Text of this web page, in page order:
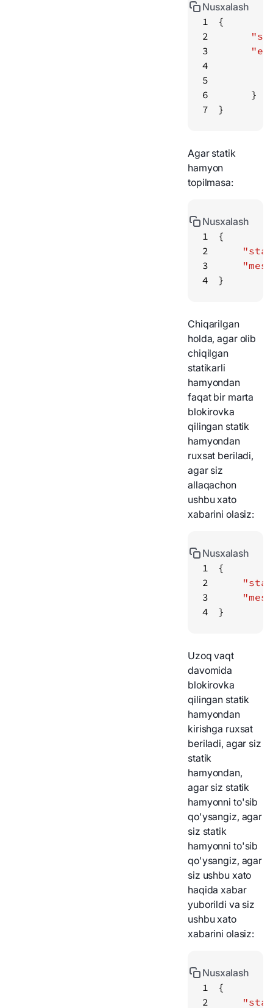
1
2
3
4
5
6
7
}
Nusxalash
Agar statik
hamyon
topilmasa:
1
2
3
4
}
Nusxalash
Chiqarilgan
holda, agar olib
chiqilgan
statikarli
hamyondan
faqat bir marta
blokirovka
qilingan statik
hamyondan
ruxsat beriladi,
agar siz
allaqachon
ushbu xato
xabarini olasiz:
1
2
3
4
}
Nusxalash
Uzoq vaqt
davomida
blokirovka
qilingan statik
hamyondan
kirishga ruxsat
beriladi, agar siz
statik
hamyondan,
agar siz statik
hamyonni to'sib
qo'ysangiz, agar
siz statik
hamyonni to'sib
qo'ysangiz, agar
siz ushbu xato
haqida xabar
yuborildi va siz
ushbu xato
xabarini olasiz:
1
2
Nusxalash